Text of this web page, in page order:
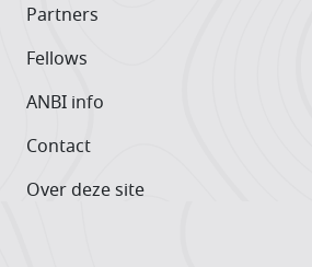
Partners
Fellows
ANBI info
Contact
Over deze site